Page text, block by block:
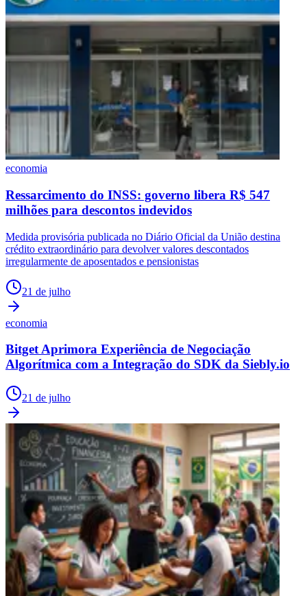
economia
Ressarcimento do INSS: governo libera R$ 547
milhões para descontos indevidos
Medida provisória publicada no Diário Oficial da União destina
crédito extraordinário para devolver valores descontados
irregularmente de aposentados e pensionistas
21 de julho
economia
Bitget Aprimora Experiência de Negociação
Algorítmica com a Integração do SDK da Siebly.io
21 de julho